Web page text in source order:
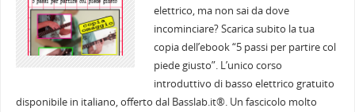
elettrico, ma non sai da dove
incominciare? Scarica subito la tua
copia dell’ebook “5 passi per partire col
piede giusto”. L’unico corso
introduttivo di basso elettrico gratuito
disponibile in italiano, offerto dal Basslab.it®. Un fascicolo molto